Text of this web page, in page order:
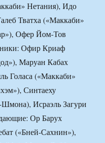
Нетания), Идо
Тватха («Маккаби»
Офер Йом-Тов
Офир Криаф
Маруан Кабах
Голаса («Маккаби»
Синтаеху
Исраэль Загури
Ор Барух
(«Бней-Сахнин»),